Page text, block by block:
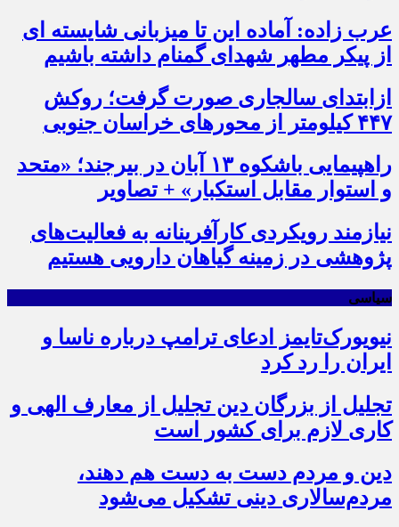
عرب زاده: آماده این تا میزبانی شایسته ای
از پیکر مطهر شهدای گمنام داشته باشیم
ازابتدای سالجاری صورت گرفت؛ روکش
۴۴۷ کیلومتر از محورهای خراسان جنوبی
راهپیمایی باشکوه ۱۳ آبان در بیرجند؛ «متحد
و استوار مقابل استکبار» + تصاویر
نیازمند رویکردی کارآفرینانه به فعالیت‌های
پژوهشی در زمینه گیاهان دارویی هستیم
سیاسی
نیویورک‌تایمز ادعای ترامپ درباره ناسا و
ایران را رد کرد
تجلیل از بزرگان دین تجلیل از معارف الهی و
کاری لازم برای کشور است
دین و مردم دست به‌ دست هم دهند،
مردم‌سالاری دینی تشکیل می‌شود